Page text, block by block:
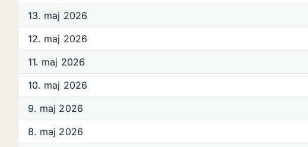
13. maj 2026
12. maj 2026
11. maj 2026
10. maj 2026
9. maj 2026
8. maj 2026